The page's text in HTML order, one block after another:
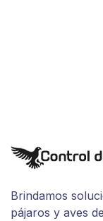
Brindamos
pájaros y aves